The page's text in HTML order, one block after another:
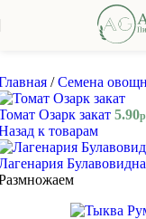
Skip to navigation
/ Семена
Озарк закат 5.90
к товарам